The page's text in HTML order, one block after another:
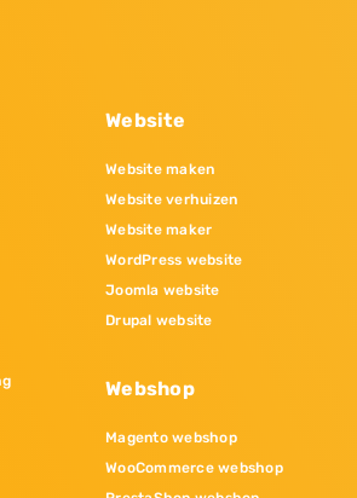
Website
Website maken
Website verhuizen
Website maker
WordPress website
Joomla website
Drupal website
Webshop
Magento webshop
WooCommerce webshop